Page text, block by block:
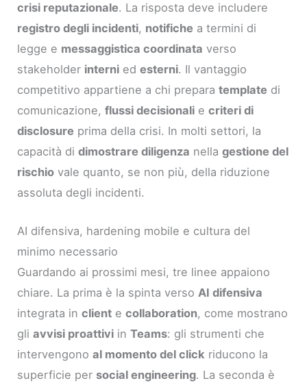
crisi reputazionale. La risposta deve includere
registro degli incidenti, notifiche a termini di
legge e messaggistica coordinata verso
stakeholder interni edesterni. Il vantaggio
competitivo appartiene a chi preparatemplate di
comunicazione,flussi decisionali ecriteri di
disclosure prima della crisi. In molti settori, la
capacità didimostrare diligenza nellagestione del
rischio vale quanto, se non più, della riduzione
assoluta degli incidenti.
AI difensiva, hardening mobile e cultura del
minimo necessario
Guardando ai prossimi mesi, tre linee appaiono
chiare. La prima è la spinta versoAI difensiva
integrata inclient ecollaboration, come mostrano
gliavvisi proattivi inTeams: gli strumenti che
intervengonoal momento del click riducono la
superficie per social engineering. La seconda è